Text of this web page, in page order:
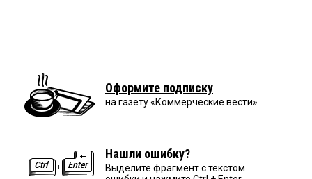
Оформите подписку
на газету «Коммерческие вести»
Нашли ошибку?
Выделите фрагмент с текстом